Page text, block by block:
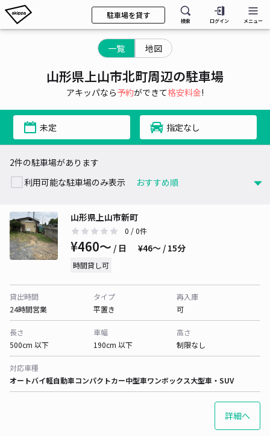
駐車場を貸す
検索 ログイン メニュー
一覧 地図
山形県上山市北町周辺の駐車場
アキッパなら予約ができて格安料金!
未定 指定なし
2件の駐車場があります
利用可能な駐車場のみ表示
山形県上山市新町
0 / 0件
¥460〜 / 日 ¥46〜 / 15分
時間貸し可
貸出時間
24時間営業
タイプ
平置き
再入庫
可
長さ
500cm 以下
車幅
190cm 以下
高さ
制限なし
対応車種
オートバイ軽自動車コンパクトカー中型車ワンボックス大型車・SUV
詳細へ